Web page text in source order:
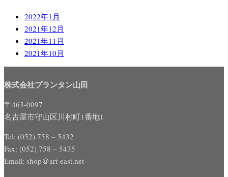
2022年1月
2021年12月
2021年11月
2021年10月
株式会社プランタン山田
〒463-0097
名古屋市守山区川村町1番地1
Tel: (052) 758 – 5432
Fax: (052) 758 – 5435
Email: shop＠art-east.net